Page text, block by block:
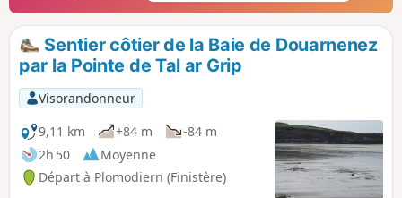
(sentier VTT).
Sentier côtier de la Baie de Douarnenez
par la Pointe de Tal ar Grip
Visorandonneur
9,11 km
+84 m
-84 m
2h 50
Moyenne
Départ à Plomodiern (Finistère)